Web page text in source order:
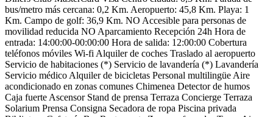
bus/metro más cercana: 0,2 Km. Aeropuerto: 45,8 Km. Playa: 1
Km. Campo de golf: 36,9 Km. NO Accesible para personas de
movilidad reducida NO Aparcamiento Recepción 24h Hora de
entrada: 14:00:00-00:00:00 Hora de salida: 12:00:00 Cobertura
teléfonos móviles Wi-fi Alquiler de coches Traslado al aeropuerto
Servicio de habitaciones (*) Servicio de lavandería (*) Lavandería
Servicio médico Alquiler de bicicletas Personal multilingüe Aire
acondicionado en zonas comunes Chimenea Detector de humos
Caja fuerte Ascensor Stand de prensa Terraza Concierge Terraza
Solarium Prensa Consigna Secadora de ropa Piscina privada